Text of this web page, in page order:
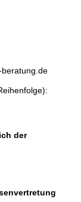
der